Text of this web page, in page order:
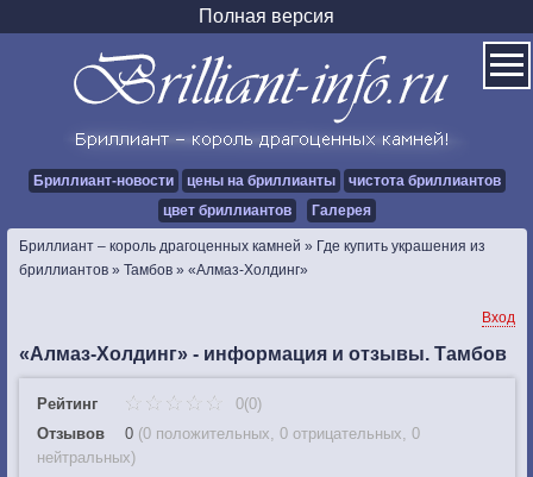
Полная версия
Бриллиант-новости цены на бриллианты
чистота бриллиантов
цвет бриллиантов
Галерея
Бриллиант – король драгоценных камней » Где купить украшения из
бриллиантов » Тамбов » «Алмаз-Холдинг»
Вход
«Алмаз-Холдинг» - информация и отзывы. Тамбов
Рейтинг
0(0)
Отзывов
0 (0 положительных, 0 отрицательных, 0
нейтральных)